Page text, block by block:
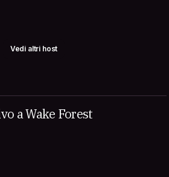
Vedi altri host
a Wake Forest